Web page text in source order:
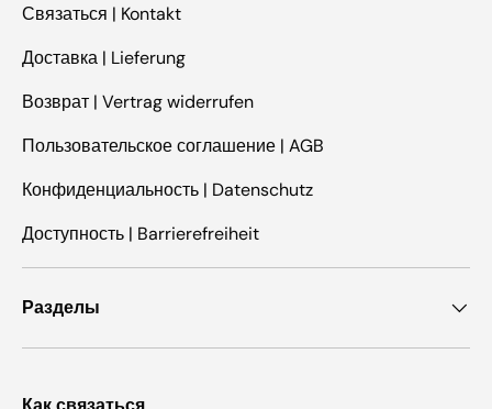
Связаться | Kontakt
Доставка | Lieferung
Возврат | Vertrag widerrufen
Пользовательское соглашение | AGB
Конфиденциальность | Datenschutz
Доступность | Barrierefreiheit
Разделы